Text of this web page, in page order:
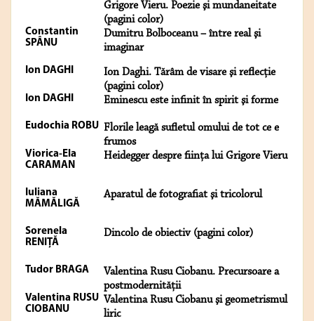
Grigore Vieru. Poezie şi mundaneitate
(pagini color)
Constantin
SPÂNU
Dumitru Bolboceanu – între real şi
imaginar
Ion DAGHI
Ion Daghi. Tărâm de visare şi reflecţie
(pagini color)
Ion DAGHI Eminescu este infinit în spirit şi forme
Eudochia ROBU Florile leagă sufletul omului de tot ce e
frumos
Viorica-Ela
CARAMAN
Heidegger despre fiinţa lui Grigore Vieru
Iuliana
MĂMĂLIGĂ
Aparatul de fotografiat şi tricolorul
Sorenela
RENIŢĂ
Dincolo de obiectiv (pagini color)
Tudor BRAGA
Valentina Rusu Ciobanu. Precursoare a
postmodernităţii
Valentina RUSU
CIOBANU
Valentina Rusu Ciobanu şi geometrismul
liric